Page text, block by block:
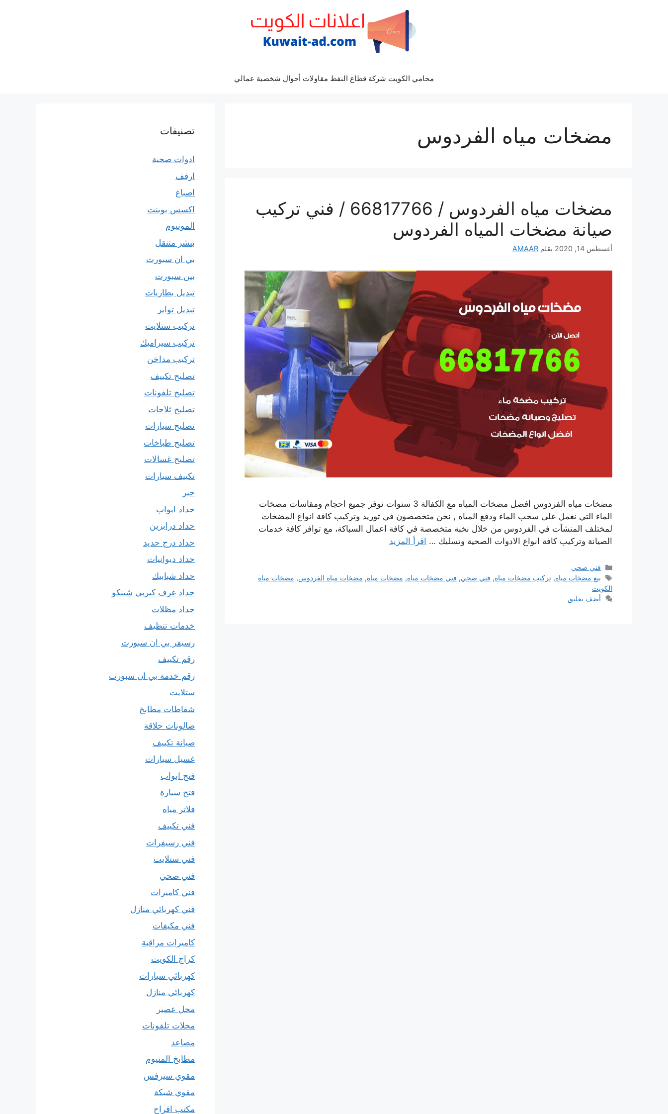
محامي الكويت شركة قطاع النفط مقاولات أحوال شخصية عمالي
مضخات مياه الفردوس
مضخات مياه الفردوس / 66817766 / فني تركيب
صيانة مضخات المياه الفردوس
أغسطس 14, 2020 بقلم AMAAR
مضخات مياه الفردوس افضل مضخات المياه مع الكفالة 3 سنوات نوفر جميع احجام ومقاسات مضخات
الماء التي نغمل على سحب الماء ودفع المياه , نحن متخصصون في توريد وتركيب كافة انواع المضخات
لمختلف المنشآت في الفردوس من خلال نخبة متخصصة في كافة اعمال السباكة، مع توافر كافة خدمات
الصيانة وتركيب كافة انواع الادوات الصحية وتسليك … اقرأ المزيد
التصنيفات
فني صحي
الوسوم
بيع مضخات مياه,تركيب مضخات مياه, فني صحي, فني مضخات مياه, مضخات مياه, مضخات مياه الفردوس, مضخات مياه
الكويت
أضف تعليق
تصنيفات
ادوات صحية
ارفف
اصباغ
اكسس بوينت
المونيوم
بنشر متنقل
بي ان سبورت
بين سبورت
تبديل بطاريات
تبديل تواير
تركيب ستلايت
تركيب سيراميك
تركيب مداخن
تصليح تكييف
تصليح تلفونات
تصليح ثلاجات
تصليح سيارات
تصليح طباخات
تصليح غسالات
تكييف سيارات
حبر
حداد ابواب
حداد درابزين
حداد درج حديد
حداد ديوانيات
حداد شبابيك
حداد غرف كيربي شينكو
حداد مظلات
خدمات تنظيف
رسيفر بي ان سبورت
رقم تكييف
رقم خدمة بي ان سبورت
ستلايت
شفاطات مطابخ
صالونات حلاقة
صيانة تكييف
غسيل سيارات
فتح ابواب
فتح سيارة
فلاتر مياه
فني تكييف
فني رسيفرات
فني ستلايت
فني صحي
فني كاميرات
فني كهربائي منازل
فني مكيفات
كاميرات مراقبة
كراج الكويت
كهربائي سيارات
كهربائي منازل
محل عصير
محلات تلفونات
مصاعد
مطابخ المنيوم
مقوي سيرفس
مقوي شبكة
مكتب افراح